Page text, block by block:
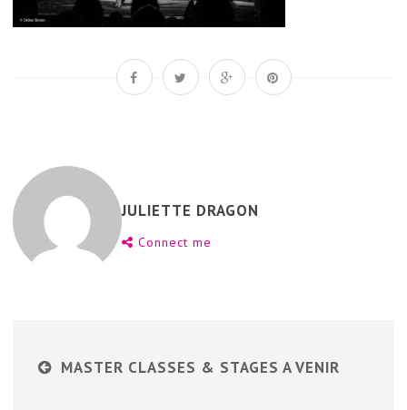
JULIETTE DRAGON
Connect me
MASTER CLASSES & STAGES A VENIR